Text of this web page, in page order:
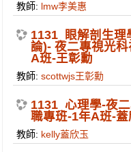
教師: lmw李美惠
1131_眼解剖生理
論)- 夜二專視光
A班-王彰勳
教師: scottwjs王彰勳
1131_心理學-夜
職專班-1年A班-蓋
教師: kelly蓋欣玉